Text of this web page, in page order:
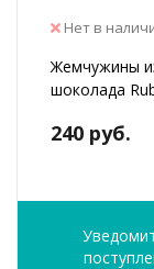
Нет в
Жемчужины
шоколада
240 руб.